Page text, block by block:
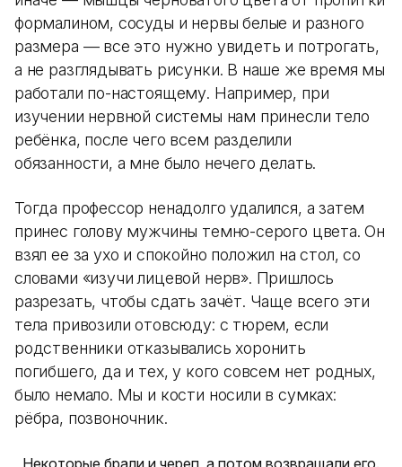
формалином, сосуды и нервы белые и разного
размера — все это нужно увидеть и потрогать,
а не разглядывать рисунки. В наше же время мы
работали по-настоящему. Например, при
изучении нервной системы нам принесли тело
ребёнка, после чего всем разделили
обязанности, а мне было нечего делать.
Тогда профессор ненадолго удалился, а затем
принес голову мужчины темно-серого цвета. Он
взял ее за ухо и спокойно положил на стол, со
словами «изучи лицевой нерв». Пришлось
разрезать, чтобы сдать зачёт. Чаще всего эти
тела привозили отовсюду: с тюрем, если
родственники отказывались хоронить
погибшего, да и тех, у кого совсем нет родных,
было немало. Мы и кости носили в сумках:
рёбра, позвоночник.